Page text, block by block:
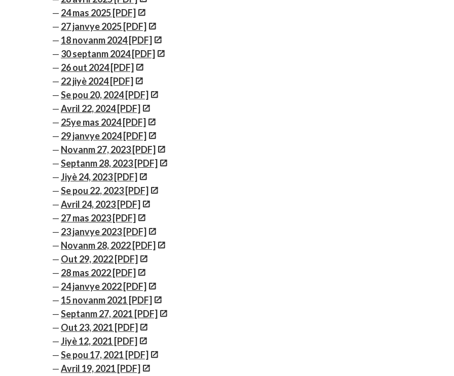
24 mas 2025 [PDF]
27 janvye 2025 [PDF]
18 novanm 2024 [PDF]
30 septanm 2024 [PDF]
26 out 2024 [PDF]
22 jiyè 2024 [PDF]
Se pou 20, 2024 [PDF]
Avril 22, 2024 [PDF]
25ye mas 2024 [PDF]
29 janvye 2024 [PDF]
Novanm 27, 2023 [PDF]
Septanm 28, 2023 [PDF]
Jiyè 24, 2023 [PDF]
Se pou 22, 2023 [PDF]
Avril 24, 2023 [PDF]
27 mas 2023 [PDF]
23 janvye 2023 [PDF]
Novanm 28, 2022 [PDF]
Out 29, 2022 [PDF]
28 mas 2022 [PDF]
24 janvye 2022 [PDF]
15 novanm 2021 [PDF]
Septanm 27, 2021 [PDF]
Out 23, 2021 [PDF]
Jiyè 12, 2021 [PDF]
Se pou 17, 2021 [PDF]
Avril 19, 2021 [PDF]